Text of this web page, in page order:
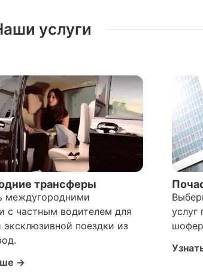
услуги
трансферы
междугородними
с частным водителем для
поездки из
→
услуг